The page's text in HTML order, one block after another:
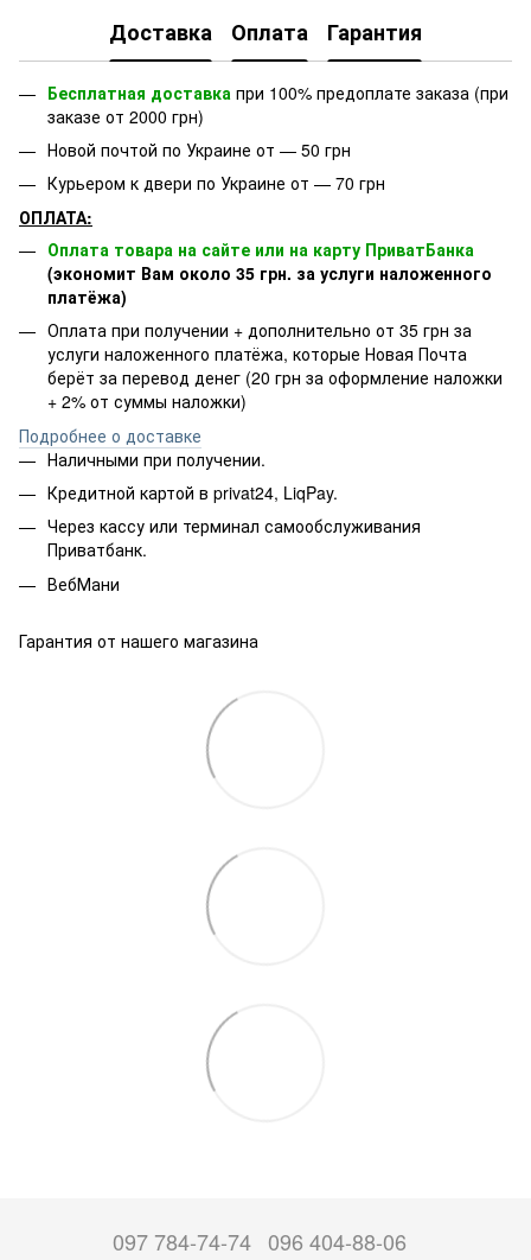
Доставка Оплата Гарантия
Бесплатная доставка при 100% предоплате заказа (при
заказе от 2000 грн)
Новой почтой по Украине от — 50 грн
Курьером к двери по Украине от — 70 грн
ОПЛАТА:
Оплата товара на сайте или на карту ПриватБанка
(экономит Вам около 35 грн. за услуги наложенного
платёжа)
Оплата при получении + дополнительно от 35 грн за
услуги наложенного платёжа, которые Новая Почта
берёт за перевод денег (20 грн за оформление наложки
+ 2% от суммы наложки)
Подробнее о доставке
Наличными при получении.
Кредитной картой в privat24, LiqPay.
Через кассу или терминал самообслуживания
Приватбанк.
ВебМани
Гарантия от нашего магазина
097 784-74-74 096 404-88-06